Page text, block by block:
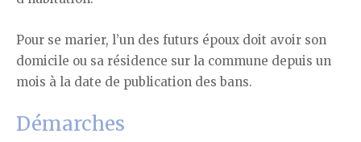
Pour se marier, l’un des futurs époux doit avoir son
domicile ou sa résidence sur la commune depuis un
mois à la date de publication des bans.
Démarches